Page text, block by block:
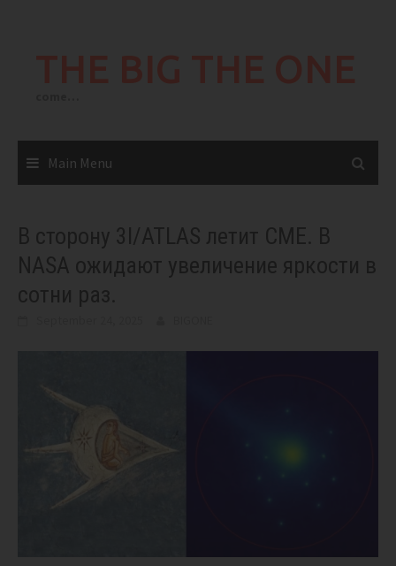
Main Menu
В сторону 3I/ATLAS летит CME. В
NASA ожидают увеличение яркости в
сотни раз.